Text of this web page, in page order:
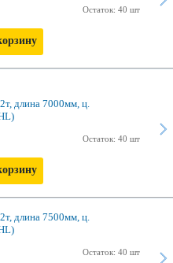
Остаток: 40 шт
длина 7000мм, ц.
Остаток: 40 шт
длина 7500мм, ц.
Остаток: 40 шт